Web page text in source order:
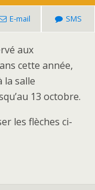
E-mail SMS
aux
cette année,
la salle
13 octobre.
les flèches ci-